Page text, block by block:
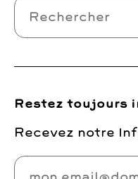
Restez toujours
Recevez notre